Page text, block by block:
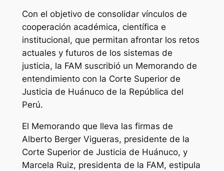
Con el objetivo de consolidar vínculos de
cooperación académica, científica e
institucional, que permitan afrontar los retos
actuales y futuros de los sistemas de
justicia, la FAM suscribió un Memorando de
entendimiento con la Corte Superior de
Justicia de Huánuco de la República del
Perú.
El Memorando que lleva las firmas de
Alberto Berger Vigueras, presidente de la
Corte Superior de Justicia de Huánuco, y
Marcela Ruiz, presidenta de la FAM, estipula